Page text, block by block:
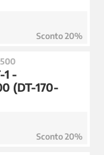
Sconto 20%
1 -
(DT-170-
Sconto 20%